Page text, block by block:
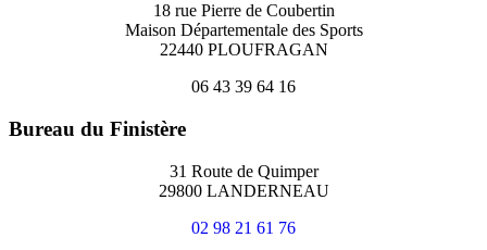
18 rue Pierre de Coubertin
Maison Départementale des Sports
22440 PLOUFRAGAN
06 43 39 64 16
Bureau du Finistère
31 Route de Quimper
29800 LANDERNEAU
02 98 21 61 76